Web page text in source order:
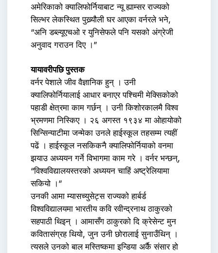
अमेरिकाको क्यालिफोर्नियाबाट न्यू ह्याम्सर राज्यको
सिल्भर लेकस्थित पुख्र्यौली घर आएका वर्नरले भने,
“अनि डब्ल्यूएचओ र युनिसेफले पनि यसको अंग्रेजी
अनुवाद गराउन दिए ।”
यायावरीपछि पुस्तक
वर्नर पेशाले जीव वैज्ञानिक हुन् । उनी
क्यालिफोर्नियालाई आधार बनाएर पश्चिमी मेक्सिकोको
पहाडी क्षेत्रमा काम गर्छन् । उनी किशोरकालमै विश्व
भ्रमणमा निस्किए । २६ अगस्त १९३४ मा ओहायोको
सिन्सिन्याटीमा जन्मेका उनले हाईस्कूल तहसम्म त्यहीं
पढें । हाईस्कूल नसकिकनै क्यालिफोर्नियाको वनमा
झयाउ अध्ययन गर्ने विभागमा काम गरे । वर्नर भन्छन्,
“विश्वविद्यालयस्तरको अध्ययन चाहिं अष्ट्रेलियामा
सकियो ।”
उनकी आमा म्यासच्युसेट्स राज्यको हार्बर्ड
विश्वविद्यालयमा भारतीय कवि रवीन्द्रनाथ ठाकुरको
सहपाठी थिइन् । आमासँग ठाकुरको दि क्रेसेन्ट मुन
कवितासंग्रह थियो, जुन उनी छोरालाई सुनाउँथिन् ।
त्यसले उनको बाल मस्तिष्कमा इन्डिया अर्कै संसार हो